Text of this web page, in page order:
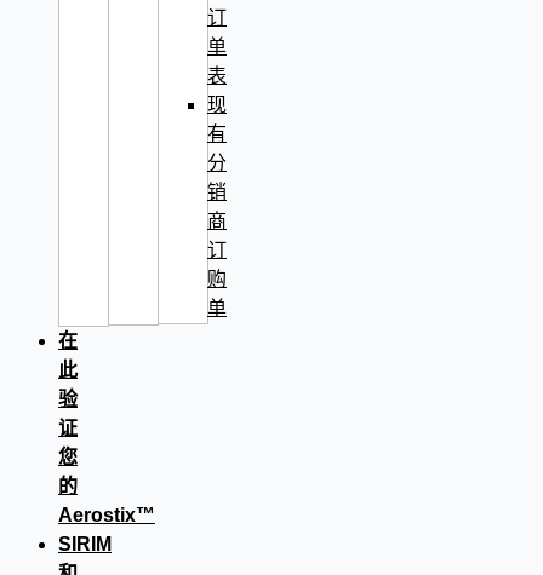
订
单
表
现
有
分
销
商
订
购
单
在
此
验
证
您
的
Aerostix™
SIRIM